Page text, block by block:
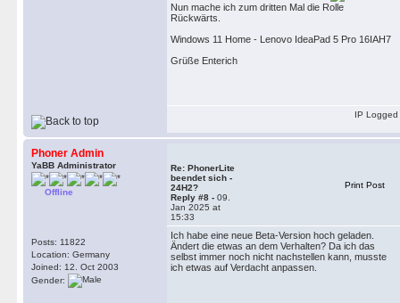
Nun mache ich zum dritten Mal die Rolle
Rückwärts.
Windows 11 Home - Lenovo IdeaPad 5 Pro 16IAH7
Grüße Enterich
IP Logged
Phoner Admin
YaBB Administrator
Offline
Posts: 11822
Location: Germany
Joined: 12. Oct 2003
Gender:
Re: PhonerLite
beendet sich -
24H2?
Reply #8 - 09.
Jan 2025 at
15:33
Print Post
Ich habe eine neue Beta-Version hoch geladen.
Ändert die etwas an dem Verhalten? Da ich das
selbst immer noch nicht nachstellen kann, musste
ich etwas auf Verdacht anpassen.